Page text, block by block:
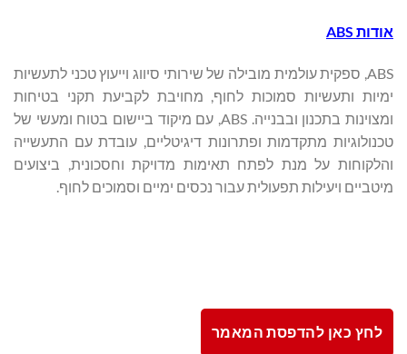
אודות ABS
ABS, ספקית עולמית מובילה של שירותי סיווג וייעוץ טכני לתעשיות
ימיות ותעשיות סמוכות לחוף, מחויבת לקביעת תקני בטיחות
ומצוינות בתכנון ובבנייה. ABS, עם מיקוד ביישום בטוח ומעשי של
טכנולוגיות מתקדמות ופתרונות דיגיטליים, עובדת עם התעשייה
והלקוחות על מנת לפתח תאימות מדויקת וחסכונית, ביצועים
מיטביים ויעילות תפעולית עבור נכסים ימיים וסמוכים לחוף.
לחץ כאן להדפסת המאמר